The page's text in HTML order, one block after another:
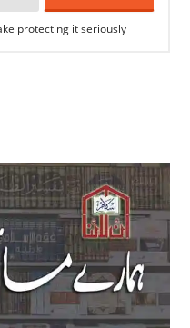
protecting it seriously